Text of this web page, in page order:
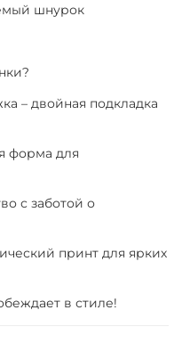
шнурок
– двойная подкладка
форма для
с заботой о
принт для ярких
в стиле!